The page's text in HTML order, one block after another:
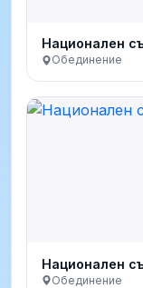
Национален
Обединение
Национален
Обединение